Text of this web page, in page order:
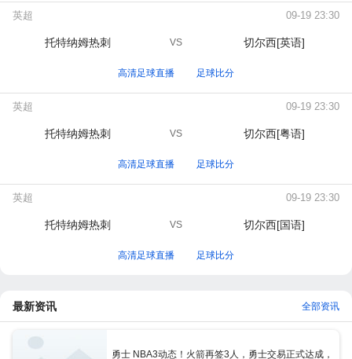
英超 09-19 23:30
托特纳姆热刺 VS 切尔西[英语]
高清足球直播 足球比分
英超 09-19 23:30
托特纳姆热刺 VS 切尔西[粤语]
高清足球直播 足球比分
英超 09-19 23:30
托特纳姆热刺 VS 切尔西[国语]
高清足球直播 足球比分
最新资讯 全部资讯
勇士 NBA3动态！火箭再签3人，勇士交易正式达成，